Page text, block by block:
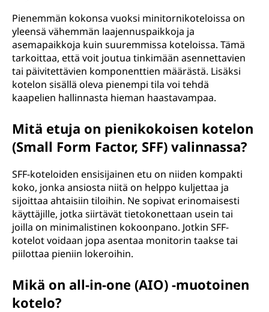
Pienemmän kokonsa vuoksi minitornikoteloissa on
yleensä vähemmän laajennuspaikkoja ja
asemapaikkoja kuin suuremmissa koteloissa. Tämä
tarkoittaa, että voit joutua tinkimään asennettavien
tai päivitettävien komponenttien määrästä. Lisäksi
kotelon sisällä oleva pienempi tila voi tehdä
kaapelien hallinnasta hieman haastavampaa.
Mitä etuja on pienikokoisen kotelon
(Small Form Factor, SFF) valinnassa?
SFF-koteloiden ensisijainen etu on niiden kompakti
koko, jonka ansiosta niitä on helppo kuljettaa ja
sijoittaa ahtaisiin tiloihin. Ne sopivat erinomaisesti
käyttäjille, jotka siirtävät tietokonettaan usein tai
joilla on minimalistinen kokoonpano. Jotkin SFF-
kotelot voidaan jopa asentaa monitorin taakse tai
piilottaa pieniin lokeroihin.
Mikä on all-in-one (AIO) -muotoinen
kotelo?